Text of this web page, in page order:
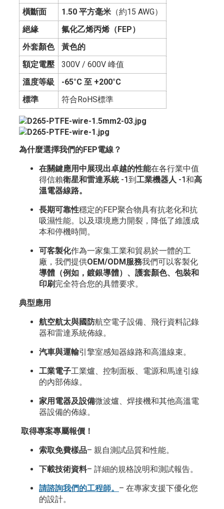
橫斷面
1.50 平方毫米 （約15 AWG）
絕緣
氟化乙烯丙烯（FEP）
外套顏色
黃色的
額定電壓
300V / 600V 峰值
溫度等級
-65°C 至 +200°C
標準
符合RoHS標準
為什麼選擇我們的FEP電線？
在關鍵應用中展現出卓越的性能在各行業中值
得信賴衛星和雷達系統 -1到工業機器人 -1和高
溫電器線路。
長期可靠性穩定的FEP聚合物具有抗老化和抗
吸濕性能。 以及環境應力開裂，降低了維護成
本和停機時間。
可客製化作為一家集工業和貿易於一體的工
廠，我們提供OEM/ODM服務我們可以客製化
導體（例如，鍍銀導體）、護套顏色、包裝和
印刷 完全符合您的具體要求。
典型應用
航空航太與國防航空電子設備、飛行資料記錄
器和雷達系統佈線。
汽車與運輸引擎室感知器線路和高溫線束。
工業電子工業爐、控制面板、電源和馬達引線
的內部佈線。
家用電器及設備微波爐、焊接機和其他高溫電
器設備的佈線。
取得專案專屬報價！
索取免費樣品– 親自測試品質和性能。
下載技術資料– 詳細的規格說明和測試報告。
請諮詢我們的工程師。 – 在專家支援下優化您
的設計。